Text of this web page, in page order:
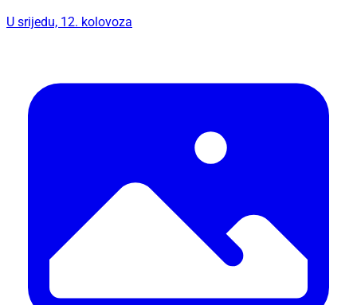
U srijedu, 12. kolovoza